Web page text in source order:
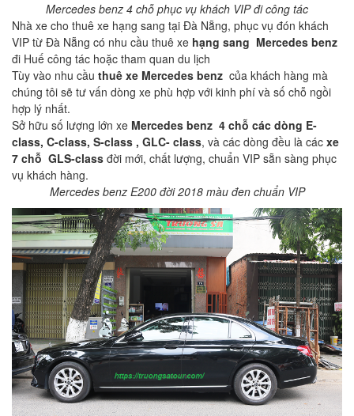
Mercedes benz 4 chỗ phục vụ khách VIP đi công tác
Nhà xe cho thuê xe hạng sang tại Đà Nẵng, phục vụ đón khách
VIP từ Đà Nẵng có nhu cầu thuê xe hạng sang Mercedes benz
đi Huế công tác hoặc tham quan du lịch
Tùy vào nhu cầu thuê xe Mercedes benz của khách hàng mà
chúng tôi sẽ tư vấn dòng xe phù hợp với kinh phí và số chỗ ngồi
hợp lý nhất.
Sở hữu số lượng lớn xe Mercedes benz 4 chỗ các dòng E-
class, C-class, S-class , GLC- class, và các dòng đều là các xe
7 chỗ GLS-class đời mới, chất lượng, chuẩn VIP sẵn sàng phục
vụ khách hàng.
Mercedes benz E200 đời 2018 màu đen chuẩn VIP